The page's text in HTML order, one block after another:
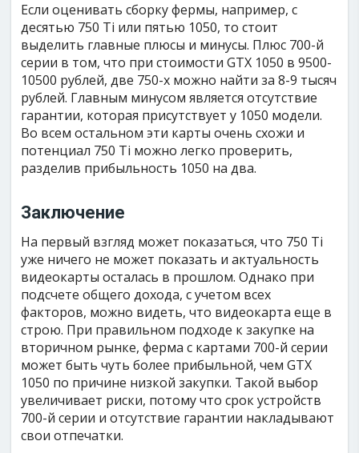
Если оценивать сборку фермы, например, с
десятью 750 Ti или пятью 1050, то стоит
выделить главные плюсы и минусы. Плюс 700-й
серии в том, что при стоимости GTX 1050 в 9500-
10500 рублей, две 750-х можно найти за 8-9 тысяч
рублей. Главным минусом является отсутствие
гарантии, которая присутствует у 1050 модели.
Во всем остальном эти карты очень схожи и
потенциал 750 Ti можно легко проверить,
разделив прибыльность 1050 на два.
Заключение
На первый взгляд может показаться, что 750 Ti
уже ничего не может показать и актуальность
видеокарты осталась в прошлом. Однако при
подсчете общего дохода, с учетом всех
факторов, можно видеть, что видеокарта еще в
строю. При правильном подходе к закупке на
вторичном рынке, ферма с картами 700-й серии
может быть чуть более прибыльной, чем GTX
1050 по причине низкой закупки. Такой выбор
увеличивает риски, потому что срок устройств
700-й серии и отсутствие гарантии накладывают
свои отпечатки.